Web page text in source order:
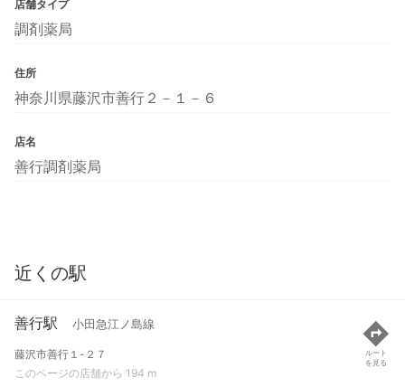
店舗タイプ
調剤薬局
住所
神奈川県藤沢市善行２－１－６
店名
善行調剤薬局
近くの駅
善行駅 小田急江ノ島線
藤沢市善行１-２７
このページの店舗から 194 m
ルート
を見る